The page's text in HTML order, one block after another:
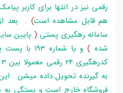
رقمی نیز در انتها برای کاربر
هم قابل مشاهده است) . بعد
سامانه رهگیری پستی ( پایین
شده )
و یا شماره
به گیرنده تحویل داده میشن .
فروشگاه خارج است و بستگی به